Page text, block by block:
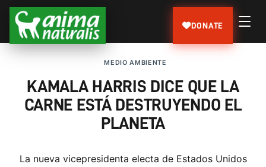
DONATE
MEDIO AMBIENTE
KAMALA HARRIS DICE QUE LA
CARNE ESTÁ DESTRUYENDO EL
PLANETA
La nueva vicepresidenta electa de Estados Unidos